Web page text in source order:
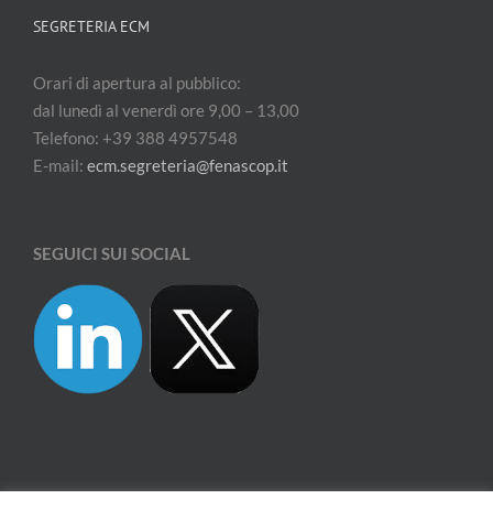
SEGRETERIA ECM
Orari di apertura al pubblico:
dal lunedì al venerdì ore 9,00 – 13,00
Telefono: +39 388 4957548
E-mail: ecm.segreteria@fenascop.it
SEGUICI SUI SOCIAL